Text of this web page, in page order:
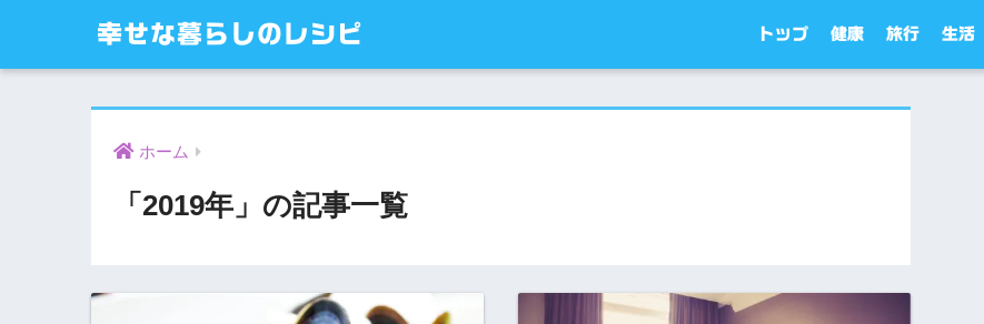
幸せな暮らしのレシピ トップ 健康 旅行 生活
ホーム
「2019年」の記事一覧